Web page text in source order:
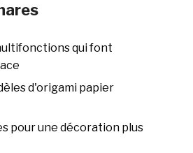
qui font
d'origami papier
pour une décoration plus